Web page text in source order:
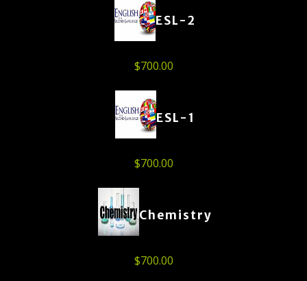
ESL-2
$700.00
ESL-1
$700.00
Chemistry
$700.00